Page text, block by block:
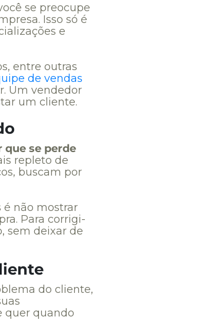
se preocupe
Isso só é
e
entre outras
de vendas
Um vendedor
um cliente.
que se perde
repleto de
buscam por
é não mostrar
Para corrigi-
sem deixar de
do cliente,
quer quando